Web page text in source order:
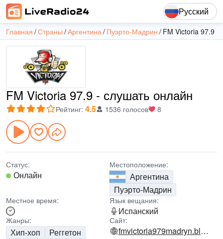
Русский
Главная Страны Аргентина Пуэрто-Мадрин FM Victoria 97.9
FM Victoria 97.9 - слушать онлайн
Рейтинг: 4.5 1536 голосов 8
Статус:
Онлайн
Местоположение:
Аргентина
Пуэрто-Мадрин
Местное время: Язык вещания:
Испанский
Жанры:
Хип-хоп
Реггетон
Сайт:
fmvictoria979madryn.blogspot.com